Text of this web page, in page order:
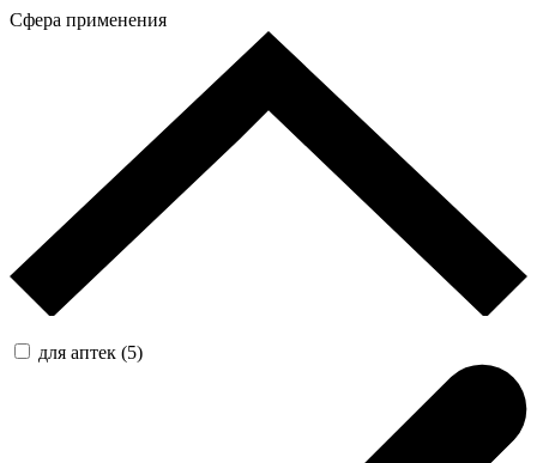
Сфера применения
для аптек (5)